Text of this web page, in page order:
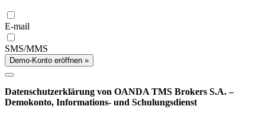
E-mail
SMS/MMS
Demo-Konto eröffnen »
Datenschutzerklärung von OANDA TMS Brokers S.A. –
Demokonto, Informations- und Schulungsdienst